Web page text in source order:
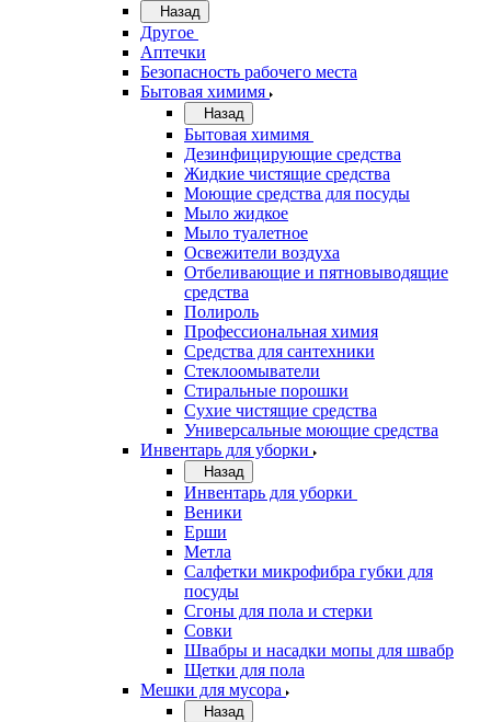
Назад
Другое
Аптечки
Безопасность рабочего места
Бытовая химимя
Назад
Бытовая химимя
Дезинфицирующие средства
Жидкие чистящие средства
Моющие средства для посуды
Мыло жидкое
Мыло туалетное
Освежители воздуха
Отбеливающие и пятновыводящие
средства
Полироль
Профессиональная химия
Средства для сантехники
Стеклоомыватели
Стиральные порошки
Сухие чистящие средства
Универсальные моющие средства
Инвентарь для уборки
Назад
Инвентарь для уборки
Веники
Ерши
Метла
Салфетки микрофибра губки для
посуды
Сгоны для пола и стерки
Совки
Швабры и насадки мопы для швабр
Щетки для пола
Мешки для мусора
Назад